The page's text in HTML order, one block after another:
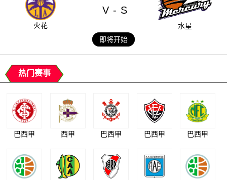
火花
V - S
水星
即将开始
热门赛事
巴西甲 西甲 巴西甲 巴西甲 巴西甲